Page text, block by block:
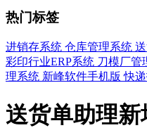
热门标签
进销存系统 仓库管理系统
彩印行业ERP系统 刀模厂管
理系统 新峰软件手机版快
送货单助理